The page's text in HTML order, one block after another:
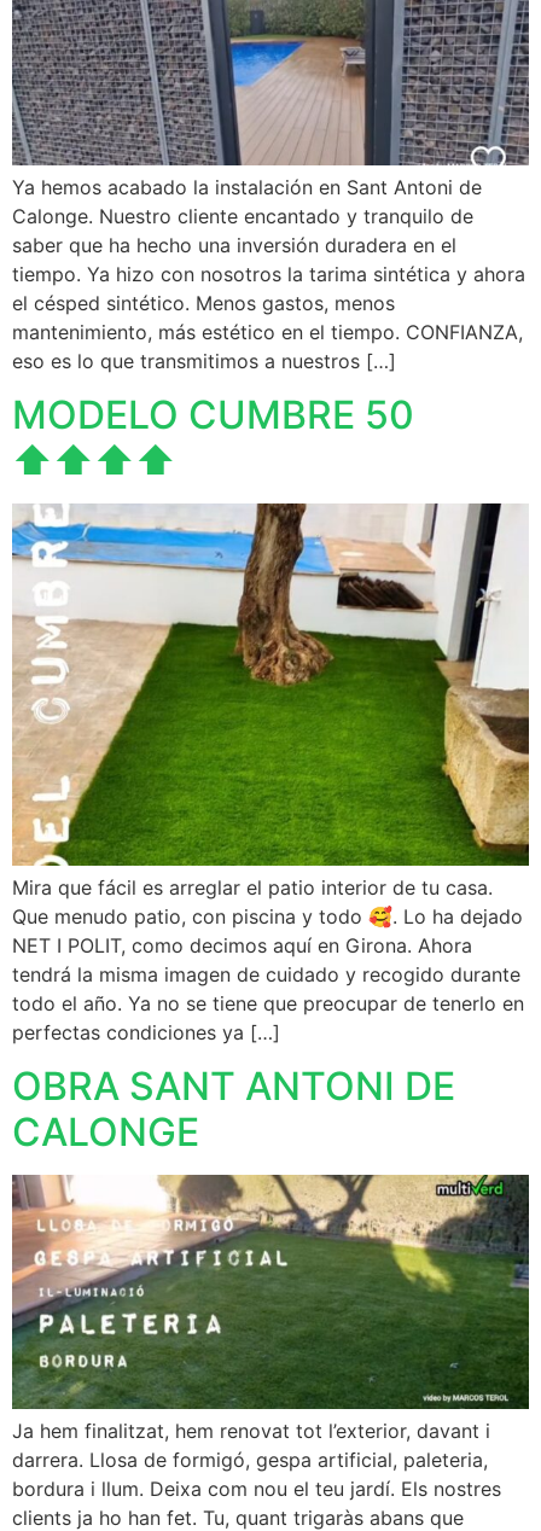
Ya hemos acabado la instalación en Sant Antoni de
Calonge. Nuestro cliente encantado y tranquilo de
saber que ha hecho una inversión duradera en el
tiempo. Ya hizo con nosotros la tarima sintética y ahora
el césped sintético. Menos gastos, menos
mantenimiento, más estético en el tiempo. CONFIANZA,
eso es lo que transmitimos a nuestros […]
MODELO CUMBRE 50
⬆️⬆️⬆️⬆️
Mira que fácil es arreglar el patio interior de tu casa.
Que menudo patio, con piscina y todo 🥰. Lo ha dejado
NET I POLIT, como decimos aquí en Girona. Ahora
tendrá la misma imagen de cuidado y recogido durante
todo el año. Ya no se tiene que preocupar de tenerlo en
perfectas condiciones ya […]
OBRA SANT ANTONI DE
CALONGE
Ja hem finalitzat, hem renovat tot l’exterior, davant i
darrera. Llosa de formigó, gespa artificial, paleteria,
bordura i llum. Deixa com nou el teu jardí. Els nostres
clients ja ho han fet. Tu, quant trigaràs abans que